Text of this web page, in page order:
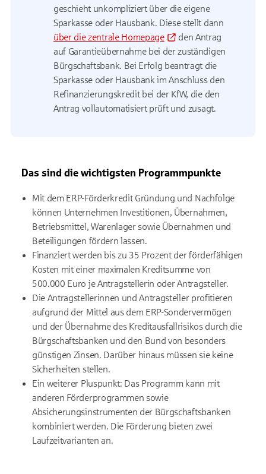
geschieht unkompliziert über die eigene
Sparkasse oder Hausbank. Diese stellt dann
über die zentrale Homepage
den Antrag
auf Garantieübernahme bei der zuständigen
Bürgschaftsbank. Bei Erfolg beantragt die
Sparkasse oder Hausbank im Anschluss den
Refinanzierungskredit bei der KfW, die den
Antrag vollautomatisiert prüft und zusagt.
Das sind die wichtigsten Programmpunkte
Mit dem ERP-Förderkredit Gründung und Nachfolge
können Unternehmen Investitionen, Übernahmen,
Betriebsmittel, Warenlager sowie Übernahmen und
Beteiligungen fördern lassen.
Finanziert werden bis zu 35 Prozent der förderfähigen
Kosten mit einer maximalen Kreditsumme von
500.000 Euro je Antragstellerin oder Antragsteller.
Die Antragstellerinnen und Antragsteller profitieren
aufgrund der Mittel aus dem ERP-Sondervermögen
und der Übernahme des Kreditausfallrisikos durch die
Bürgschaftsbanken und den Bund von besonders
günstigen Zinsen. Darüber hinaus müssen sie keine
Sicherheiten stellen.
Ein weiterer Pluspunkt: Das Programm kann mit
anderen Förderprogrammen sowie
Absicherungsinstrumenten der Bürgschaftsbanken
kombiniert werden. Die Förderung bieten zwei
Laufzeitvarianten an.